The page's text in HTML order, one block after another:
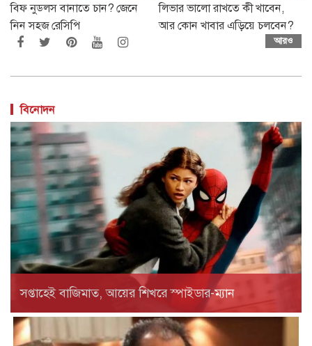
বিফ নুডলস বানাতে চান? জেনে
নিন সহজ রেসিপি
লিভার ভালো রাখতে কী খাবেন,
আর কোন খাবার এড়িয়ে চলবেন?
আরও
বিনোদন
সপ্তাহেই বাজিমাত, আয়ের শিখরে স্পাইডার-ম্যান